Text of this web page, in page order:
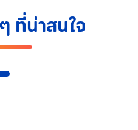
ที่น่าสนใจ